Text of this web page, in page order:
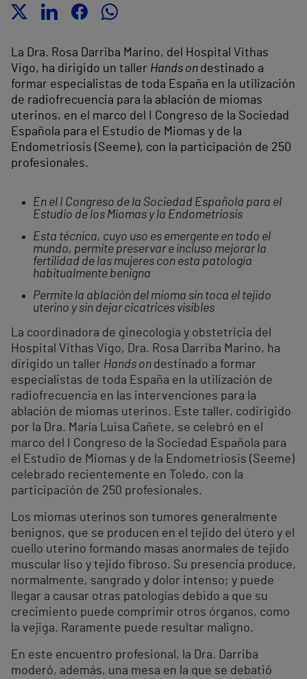
La Dra. Rosa Darriba Marino, del Hospital Vithas
Vigo, ha dirigido un taller Hands on destinado a
formar especialistas de toda España en la utilización
de radiofrecuencia para la ablación de miomas
uterinos, en el marco del I Congreso de la Sociedad
Española para el Estudio de Miomas y de la
Endometriosis (Seeme), con la participación de 250
profesionales.
En el I Congreso de la Sociedad Española para el
Estudio de los Miomas y la Endometriosis
Esta técnica, cuyo uso es emergente en todo el
mundo, permite preservar e incluso mejorar la
fertilidad de las mujeres con esta patología
habitualmente benigna
Permite la ablación del mioma sin toca el tejido
uterino y sin dejar cicatrices visibles
La coordinadora de ginecología y obstetricia del
Hospital Vithas Vigo, Dra. Rosa Darriba Marino, ha
dirigido un taller Hands on destinado a formar
especialistas de toda España en la utilización de
radiofrecuencia en las intervenciones para la
ablación de miomas uterinos. Este taller, codirigido
por la Dra. María Luisa Cañete, se celebró en el
marco del I Congreso de la Sociedad Española para
el Estudio de Miomas y de la Endometriosis (Seeme)
celebrado recientemente en Toledo, con la
participación de 250 profesionales.
Los miomas uterinos son tumores generalmente
benignos, que se producen en el tejido del útero y el
cuello uterino formando masas anormales de tejido
muscular liso y tejido fibroso. Su presencia produce,
normalmente, sangrado y dolor intenso; y puede
llegar a causar otras patologías debido a que su
crecimiento puede comprimir otros órganos, como
la vejiga. Raramente puede resultar maligno.
En este encuentro profesional, la Dra. Darriba
moderó, además, una mesa en la que se debatió